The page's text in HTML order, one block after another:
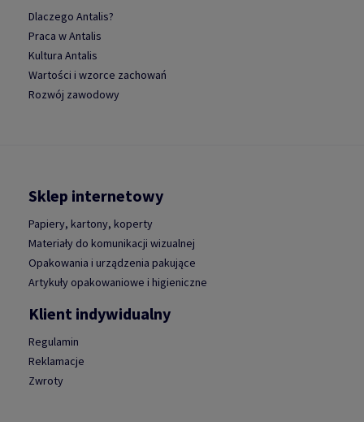
Dlaczego Antalis?
Praca w Antalis
Kultura Antalis
Wartości i wzorce zachowań
Rozwój zawodowy
Sklep internetowy
Papiery, kartony, koperty
Materiały do komunikacji wizualnej
Opakowania i urządzenia pakujące
Artykuły opakowaniowe i higieniczne
Klient indywidualny
Regulamin
Reklamacje
Zwroty